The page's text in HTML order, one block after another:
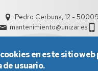
Pedro Cerbuna, 12 -
mantenimiento@unizar.es
en este sitio web
de usuario.